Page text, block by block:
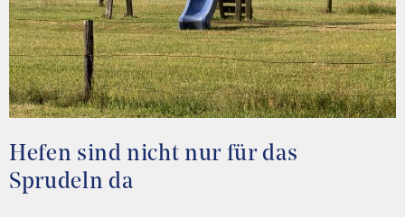
Hefen sind nicht nur für das
Sprudeln da